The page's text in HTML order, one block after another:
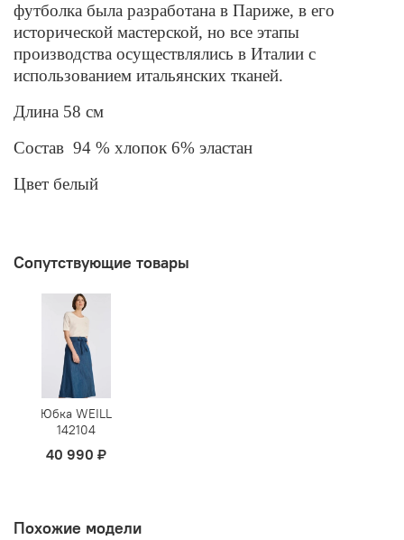
футболка была разработана в Париже, в его
исторической мастерской, но все этапы
производства осуществлялись в Италии с
использованием итальянских тканей.
Длина 58 см
Состав 94 % хлопок 6% эластан
Цвет белый
Сопутствующие товары
Юбка WEILL
142104
40 990 ₽
Похожие модели